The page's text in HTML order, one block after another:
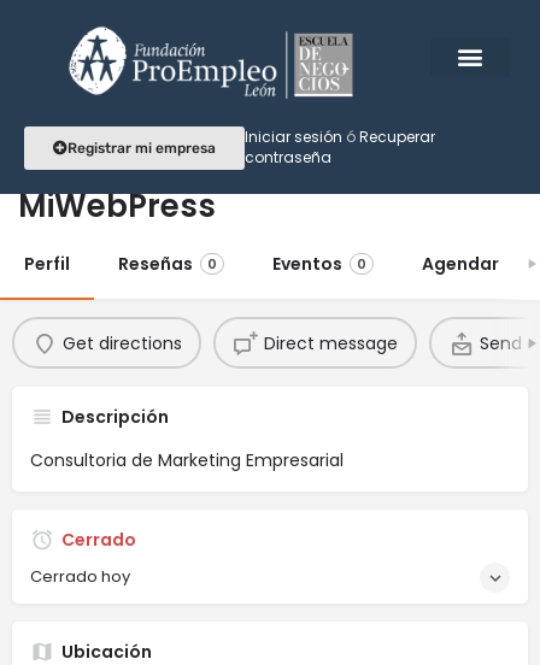
Registrar mi empresa
Iniciar sesión óRecuperar
contraseña
MiWebPress
Perfil Reseñas 0 Eventos 0 Agendar
Get directions Direct message Send
Descripción
Consultoria de Marketing Empresarial
Cerrado
Cerrado hoy
Ubicación